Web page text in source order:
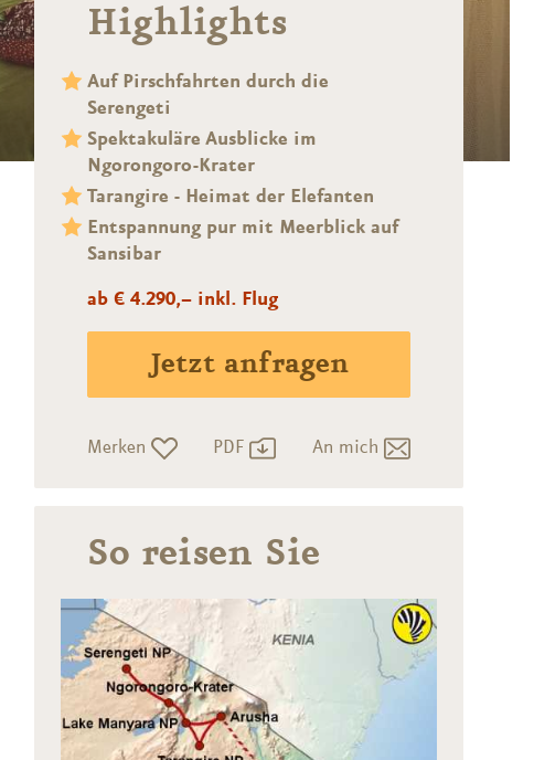
Highlights
Auf Pirschfahrten durch die
Serengeti
Spektakuläre Ausblicke im
Ngorongoro-Krater
Tarangire - Heimat der Elefanten
Entspannung pur mit Meerblick auf
Sansibar
ab € 4.290,– inkl. Flug
Jetzt anfragen
Merken PDF An mich
So reisen Sie